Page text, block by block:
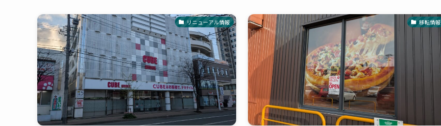
リニューアル情報 移転情報